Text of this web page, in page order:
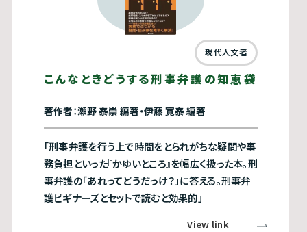
現代人文者
こんなときどうする刑事弁護の知恵袋
著作者：瀨野 泰崇 編著・伊藤 寛泰 編著
「刑事弁護を行う上で時間をとられがちな疑問や事
務負担といった『かゆいところ』を幅広く扱った本。刑
事弁護の「あれってどうだっけ？」に答える。刑事弁
護ビギナーズとセットで読むと効果的」
View link